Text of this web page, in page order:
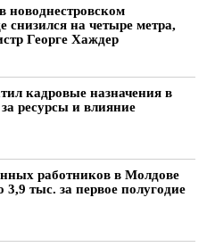
новоднестровском
снизился на четыре метра,
Георге Хаждер
кадровые назначения в
ресурсы и влияние
работников в Молдове
3,9 тыс. за первое полугодие